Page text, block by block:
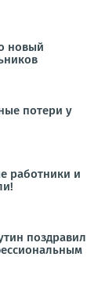
новый
потери у
работники и
поздравил